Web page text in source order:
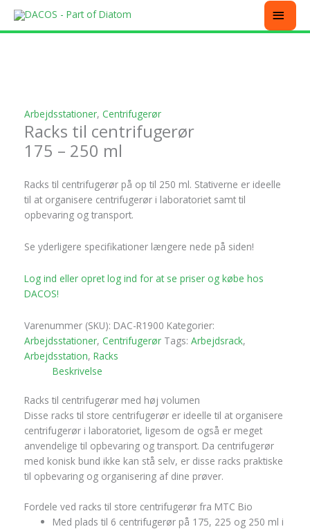
indholdet
Arbejdsstationer, Centrifugerør
Racks til centrifugerør
175 – 250 ml
Racks til centrifugerør på op til 250 ml. Stativerne er ideelle
til at organisere centrifugerør i laboratoriet samt til
opbevaring og transport.
Se yderligere specifikationer længere nede på siden!
Log ind eller opret log ind for at se priser og købe hos
DACOS!
Varenummer (SKU): DAC-R1900 Kategorier:
Arbejdsstationer, Centrifugerør Tags: Arbejdsrack,
Arbejdsstation, Racks
Beskrivelse
Racks til centrifugerør med høj volumen
Disse racks til store centrifugerør er ideelle til at organisere
centrifugerør i laboratoriet, ligesom de også er meget
anvendelige til opbevaring og transport. Da centrifugerør
med konisk bund ikke kan stå selv, er disse racks praktiske
til opbevaring og organisering af dine prøver.
Fordele ved racks til store centrifugerør fra MTC Bio
Med plads til 6 centrifugerør på 175, 225 og 250 ml i
Mulighederne
kan
vælges
Mulighederne
kan
vælges
Mulighederne
kan
vælges
Mulighederne
kan
vælges
Mulighederne
kan
vælges